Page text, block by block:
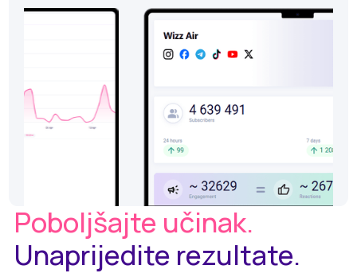
Poboljšajte učinak.
Unaprijedite rezultate.